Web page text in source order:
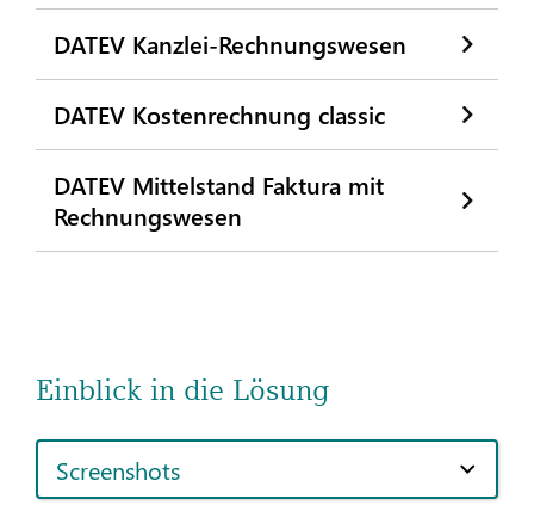
DATEV Kanzlei-Rechnungswesen
DATEV Kostenrechnung classic
DATEV Mittelstand Faktura mit
Rechnungswesen
Einblick in die Lösung
Screenshots